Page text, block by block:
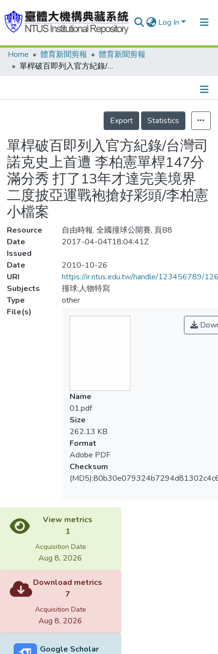
Log In
Communities & Collections
Statistics
Home 體育新聞剪報
體育新聞剪報
單桿破百即列入官方紀錄/台灣司諾克史上首遭 李柏憲單桿147分滿分秀 打了13年才達完美境界 二度披亞運戰袍搶好彩頭/李柏憲小檔案
Details
Export
Statistics
單桿破百即列入官方紀錄/台灣司
諾克史上首遭 李柏憲單桿147分
滿分秀 打了13年才達完美境界
二度披亞運戰袍搶好彩頭/李柏憲
小檔案
Resource
自由時報, 全國撞球公開賽, 頁B8
Date
Issued
2017-04-04T18:04:41Z
Date
2010-10-26
URI
https://ir.ntus.edu.tw/handle/123456789/
Subjects
撞球;人物特寫
Type
other
File(s)
Name
01.pdf
Size
262.13 KB
Format
Adobe PDF
Checksum
View metrics
1
Acquisition Date
Aug 8, 2026
Download metrics
7
Acquisition Date
Aug 8, 2026
Google Scholar